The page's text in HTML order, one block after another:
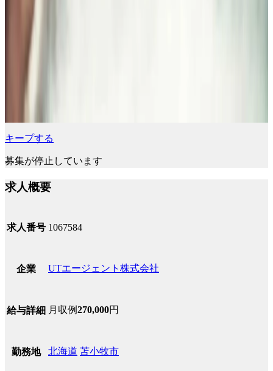
キープする
募集が停止しています
求人概要
求人番号 1067584
企業 UTエージェント株式会社
給与詳細 月収例270,000円
勤務地 北海道 苫小牧市